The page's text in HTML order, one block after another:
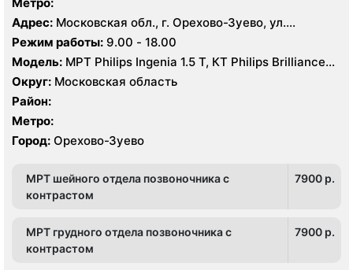
Адрес: Московская обл., г. Орехово-Зуево, ул.
Дзержинского, 41
Режим работы: 9.00 - 18.00
Модель: МРТ Philips Ingenia 1.5 T, КТ Philips Brilliance
64 среза
Округ: Московская область
Район:
Метро:
Город: Орехово-Зуево
МРТ шейного отдела позвоночника с
контрастом
7900 p.
МРТ грудного отдела позвоночника с
контрастом
7900 p.